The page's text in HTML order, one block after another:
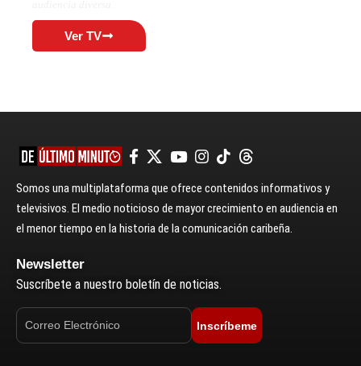
Ver TV
Somos una multiplataforma que ofrece contenidos informativos y
televisivos. El medio noticioso de mayor crecimiento en audiencia en
el menor tiempo en la historia de la comunicación caribeña.
Newsletter
Suscríbete a nuestro boletín de noticias.
Inscríbeme